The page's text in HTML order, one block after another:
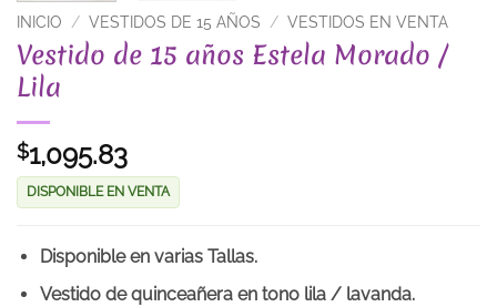
INICIO / VESTIDOS DE 15 AÑOS / VESTIDOS EN VENTA
Vestido de 15 años Estela Morado /
Lila
$1,095.83
DISPONIBLE EN VENTA
Disponible en varias Tallas.
Vestido de quinceañera en tono lila / lavanda.